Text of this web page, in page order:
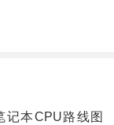
记本CPU路线图